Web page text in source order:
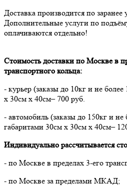
Доставка производится по заранее
Дополнительные услуги по
оплачиваются отдельно!
Стоимость доставки по Москве в
транспортного кольца:
- курьер (заказы до 10кг и не
х 30см х 40см– 700 руб.
- автомобиль (заказы до 150кг и не
габаритами 30см х 30см х 40см–
Индивидуально рассчитывается
- по Москве в пределах 3-его
- по Москве за пределами МКАД;